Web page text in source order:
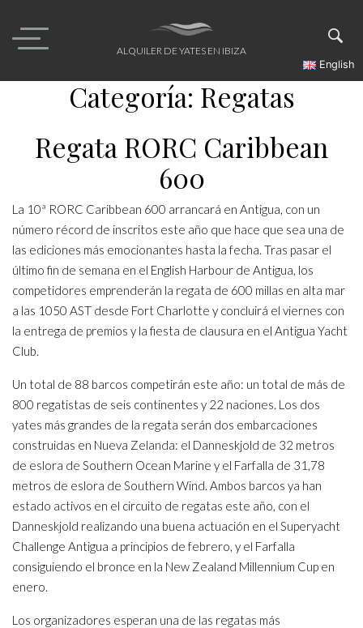
content
ALQUILER DE YATES EN IBIZA
English
Categoría: Regatas
Regata RORC Caribbean
600
La 10ª RORC Caribbean 600 arrancará en Antigua, con un
número récord de inscritos este año que hace que sea una de
las ediciones más emocionantes hasta la fecha. Tras pasar el
último fin de semana en el English Harbour de Antigua, los
competidores emprenderán la regata de 600 millas en alta mar
a las 1050 AST desde Fort Charlotte y concluirá el viernes con
la entrega de premios y la fiesta de clausura en el Antigua Yacht
Club.
Un total de 88 barcos competirán este año: un total de más de
800 regatistas de seis continentes y 22 naciones. Los dos
yates más grandes de la regata serán dos embarcaciones
construidas en Nueva Zelanda: el Danneskjold de 32 metros
de eslora de Southern Ocean Marine y el Farfalla de 31,78
metros de eslora de Southern Wind. Ambos barcos ya han
estado activos en el circuito de regatas este año, con el
Danneskjold realizando una buena actuación en el Superyacht
Challenge Antigua a principios de febrero, y el Farfalla
consiguiendo el bronce en la New Zealand Millennium Cup en
enero.
Los organizadores esperan una de las regatas más